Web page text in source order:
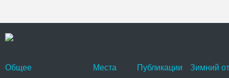
Общее Места Публикации Зимний